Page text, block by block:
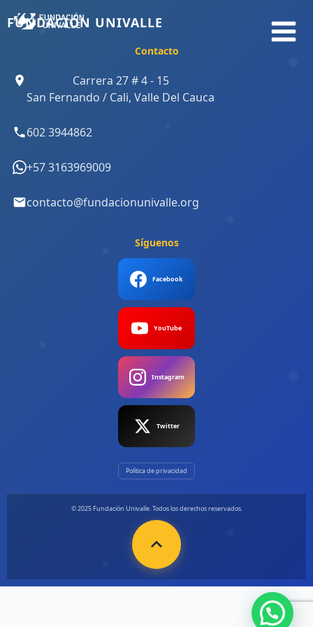
alFUNDACIÓN UNIVALLE
Contacto
Carrera 27 # 4 - 15
San Fernando / Cali, Valle Del Cauca
602 3944862
+57 3163969009
contacto@fundacionunivalle.org
Síguenos
Facebook
YouTube
Instagram
Twitter
Política de privacidad
© 2025 Fundación Univalle. Todos los derechos reservados.